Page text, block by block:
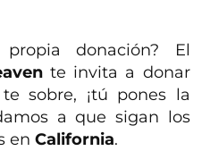
donación? El
te invita a donar
sobre, ¡tú pones la
a que sigan los
enCalifornia.